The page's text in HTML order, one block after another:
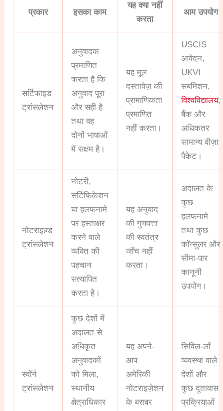
प्रकार इसका काम
यह क्या नहीं
करता
आम उपयोग
सर्टिफाइड
ट्रांसलेशन
अनुवादक
प्रमाणित
करता है कि
अनुवाद पूरा
और सही है
तथा वह
दोनों भाषाओं
में सक्षम है।
यह मूल
दस्तावेज़ की
प्रामाणिकता
प्रमाणित
नहीं करता।
USCIS
आवेदन,
UKVI
सबमिशन,
विश्वविद्यालय,
बैंक और
अधिकतर
सामान्य वीज़ा
पैकेट।
नोटराइज़्ड
ट्रांसलेशन
नोटरी,
सर्टिफिकेशन
या हलफनामे
पर हस्ताक्षर
करने वाले
व्यक्ति की
पहचान
सत्यापित
करता है।
यह अनुवाद
की गुणवत्ता
की स्वतंत्र
जाँच नहीं
करता।
अदालत के
कुछ
हलफनामे
तथा कुछ
कॉन्सुलर और
सीमा-पार
कानूनी
उपयोग।
स्वॉर्न
ट्रांसलेशन
कुछ देशों में
अदालत से
अधिकृत
अनुवादकों
को मिला,
स्थानीय
क्षेत्राधिकार
यह अपने-
आप
अमेरिकी
नोटराइज़ेशन
के बराबर
सिविल-लॉ
व्यवस्था वाले
देशों और
कुछ दूतावास
प्रक्रियाओं